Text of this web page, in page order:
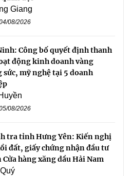
Giang
08/2026
Công bố quyết định thanh
động kinh doanh vàng
sức, mỹ nghệ tại 5 doanh
08/2026
tra tỉnh Hưng Yên: Kiến nghị
đất, giấy chứng nhận đầu tư
Cửa hàng xăng dầu Hải Nam